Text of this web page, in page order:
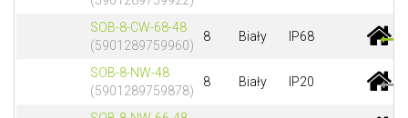
SOB-8-CW-68-48
(5901289759960)
8 Biały IP68
SOB-8-NW-48
(5901289759878)
8 Biały IP20